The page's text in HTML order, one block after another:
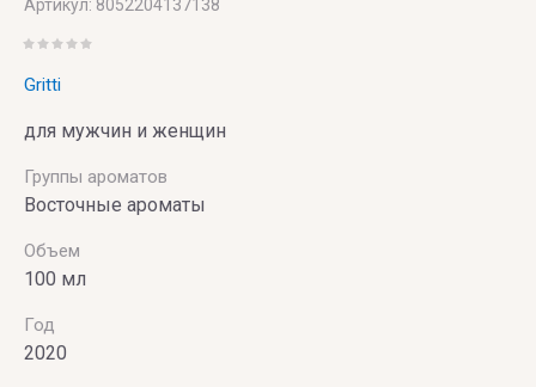
Артикул: 8052204137138
Gritti
для мужчин и женщин
Группы ароматов
Восточные ароматы
Объем
100 мл
Год
2020
Secret
VIKTOR